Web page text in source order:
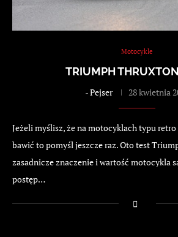
Motocykle
TRIUMPH
-Pejser 28 kwietnia
Jeżeli myślisz, że na motocyklach typu
bawić to pomyśl jeszcze raz. Oto test
zasadnicze znaczenie i wartość motocykla
postęp…